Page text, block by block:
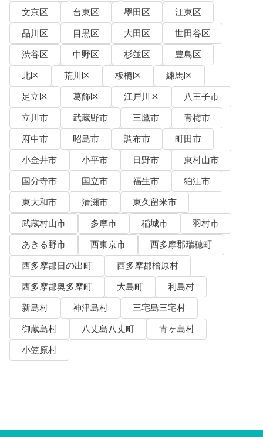
文京区
台東区 墨田区
江東区
品川区
目黒区 大田区
世田谷区
渋谷区
中野区 杉並区
豊島区
北区
荒川区 板橋区
練馬区
足立区
葛飾区 江戸川区
八王子市
立川市
武蔵野市 三鷹市
青梅市
府中市
昭島市 調布市
町田市
小金井市
小平市 日野市
東村山市
国分寺市
国立市 福生市
狛江市
東大和市
清瀬市
東久留米市
武蔵村山市
多摩市 稲城市
羽村市
あきる野市
西東京市
西多摩郡瑞穂町
西多摩郡日の出町
西多摩郡檜原村
西多摩郡奥多摩町
大島町
利島村
新島村
神津島村
三宅島三宅村
御蔵島村
八丈島八丈町
青ヶ島村
小笠原村